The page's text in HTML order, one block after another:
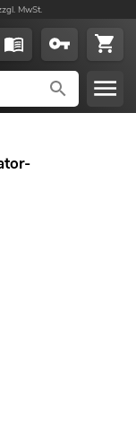
MwSt.